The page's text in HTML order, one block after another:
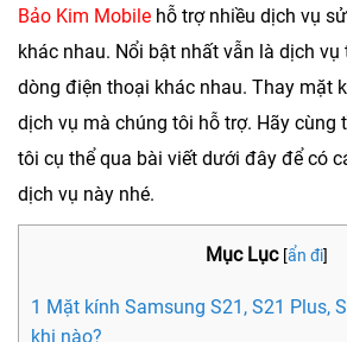
Bảo Kim Mobile hỗ trợ nhiều dịch vụ
khác nhau. Nổi bật nhất vẫn là dịch
dòng điện thoại khác nhau. Thay mặt
dịch vụ mà chúng tôi hỗ trợ. Hãy cùng
tôi cụ thể qua bài viết dưới đây để có
dịch vụ này nhé.
Mục Lục [ẩn đi]
1 Mặt kính Samsung S21, S21 Plus,
khi nào?